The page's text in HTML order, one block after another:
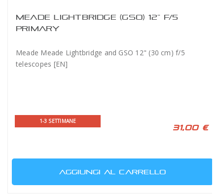
MEADE LIGHTBRIDGE (GSO) 12” F/5
PRIMARY
Meade Meade Lightbridge and GSO 12" (30 cm) f/5
telescopes [EN]
1-3 SETTIMANE
31,00 €
AGGIUNGI AL CARRELLO